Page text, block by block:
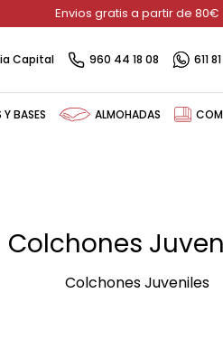
Envios gratis a partir de 80€
Capital 960 44 18 08 611
Y BASES ALMOHADAS
Colchones
Colchones Juveniles